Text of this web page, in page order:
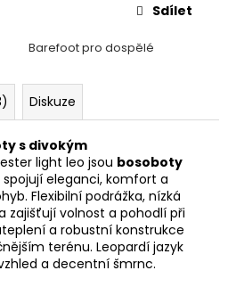
Barefoot pro dospělé
Sdílet
Diskuze
s divokým
light leo jsou bosoboty
spojují eleganci, komfort a
Flexibilní podrážka, nízká
zajišťují volnost a pohodlí při
a robustní konstrukce
terénu. Leopardí jazyk
a decentní šmrnc.